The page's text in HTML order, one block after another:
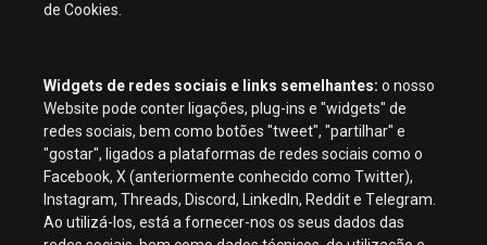
de Cookies.
Widgets de redes sociais e links semelhantes: o nosso
Website pode conter ligações, plug-ins e "widgets" de
redes sociais, bem como botões "tweet", "partilhar" e
"gostar", ligados a plataformas de redes sociais como o
Facebook, X (anteriormente conhecido como Twitter),
Instagram, Threads, Discord, LinkedIn, Reddit e Telegram.
Ao utilizá-los, está a fornecer-nos os seus dados das